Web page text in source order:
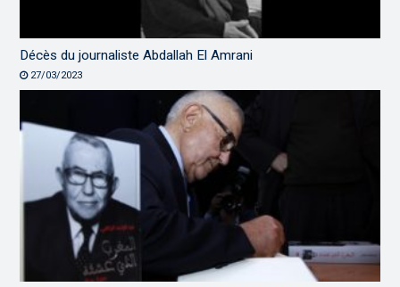
Décès du journaliste Abdallah El Amrani
27/03/2023